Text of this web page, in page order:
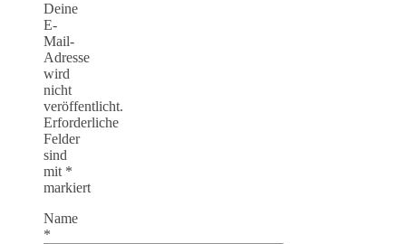
Deine
E-
Mail-
Adresse
wird
nicht
veröffentlicht.
Erforderliche
Felder
sind
mit *
markiert
Name
*